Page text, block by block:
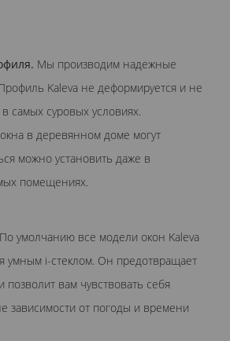
Мы производим надежные
Kaleva не деформируется и не
самых суровых условиях.
в деревянном доме могут
можно установить даже в
помещениях.
По умолчанию все модели окон Kaleva
умным i-стеклом. Он предотвращает
позволит вам чувствовать себя
зависимости от погоды и времени